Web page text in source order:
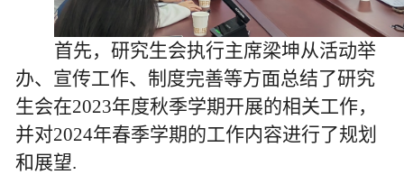
首先，研究生会执行主席梁坤从活动举
办、宣传工作、制度完善等方面总结了研究
生会在2023年度秋季学期开展的相关工作，
并对2024年春季学期的工作内容进行了规划
和展望.